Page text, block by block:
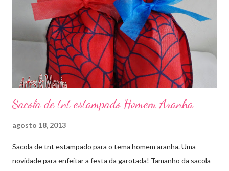
Sacola de tnt estampado Homem Aranha
agosto 18, 2013
Sacola de tnt estampado para o tema homem aranha. Uma
novidade para enfeitar a festa da garotada! Tamanho da sacola